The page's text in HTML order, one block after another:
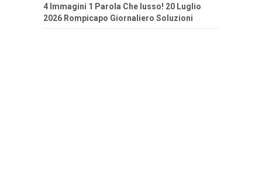
4 Immagini 1 Parola Che lusso! 20 Luglio
2026 Rompicapo Giornaliero Soluzioni